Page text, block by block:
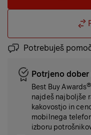
Potrebuješ
Potrjeno dober
Best Buy
najdeš najboljše
kakovostjo in
mobilnega
izboru